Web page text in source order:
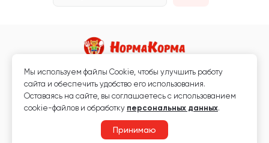
Магазин кормов для животных и ветаптека
Любая информация, размещённая на сайте, не является публичной
офертой.
Мы используем файлы Сookie, чтобы улучшить работу
сайта и обеспечить удобство его использования.
Оставаясь на сайте, вы соглашаетесь с использованием
cookie-файлов и обработку персональных данных.
Принимаю